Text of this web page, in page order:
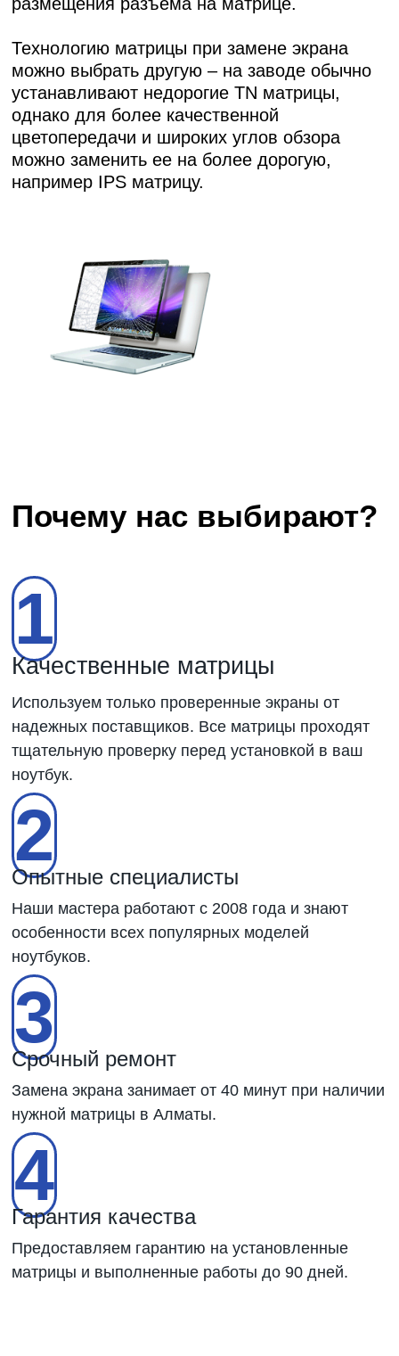
Технологию матрицы при замене экрана
можно выбрать другую – на заводе обычно
устанавливают недорогие TN матрицы,
однако для более качественной
цветопередачи и широких углов обзора
можно заменить ее на более дорогую,
например IPS матрицу.
Почему нас выбирают?
1
Качественные матрицы
Используем только проверенные экраны от
надежных поставщиков. Все матрицы проходят
тщательную проверку перед установкой в ваш
ноутбук.
2
Опытные специалисты
Наши мастера работают с 2008 года и знают
особенности всех популярных моделей
ноутбуков.
3
Срочный ремонт
Замена экрана занимает от 40 минут при наличии
нужной матрицы в Алматы.
4
Гарантия качества
Предоставляем гарантию на установленные
матрицы и выполненные работы до 90 дней.